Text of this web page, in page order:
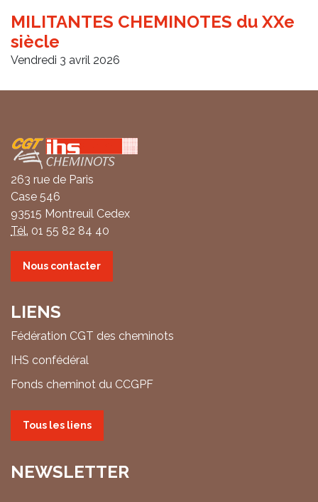
MILITANTES CHEMINOTES du XXe
siècle
Vendredi 3 avril 2026
Coordonnées
263 rue de Paris
Case 546
93515 Montreuil Cedex
Tél. 01 55 82 84 40
Nous contacter
LIENS
Fédération CGT des cheminots
IHS confédéral
Fonds cheminot du CCGPF
Tous les liens
NEWSLETTER